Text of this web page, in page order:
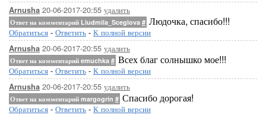
Arnusha 20-06-2017-20:55 удалить
Ответ на комментарий Liudmila_Sceglova # Людочка, спасибо!!!
Обратиться - Ответить - К полной версии
Arnusha 20-06-2017-20:55 удалить
Ответ на комментарий emuchka # Всех благ солнышко мое!!!
Обратиться - Ответить - К полной версии
Arnusha 20-06-2017-20:55 удалить
Ответ на комментарий margogrin # Спасибо дорогая!
Обратиться - Ответить - К полной версии